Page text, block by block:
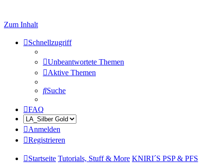
Zum Inhalt
Schnellzugriff
Unbeantwortete Themen
Aktive Themen
Suche
FAQ
Anmelden
Registrieren
Startseite Tutorials, Stuff & More KNIRI´S PSP & PFS